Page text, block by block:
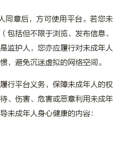
同意后，方可使用平台。若您未
包括但不限于浏览、发布信息、
监护人，您亦应履行对未成年人
，避免沉迷虚拟的网络空间。
行平台义务，保障未成年人的权
、伤害、危害或恶意利用未成年
未成年人身心健康的内容：